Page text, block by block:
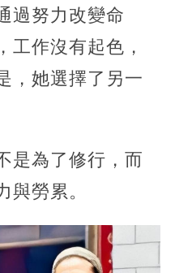
過努力改變命
工作沒有起色，
，她選擇了另一
是為了修行，而
與勞累。